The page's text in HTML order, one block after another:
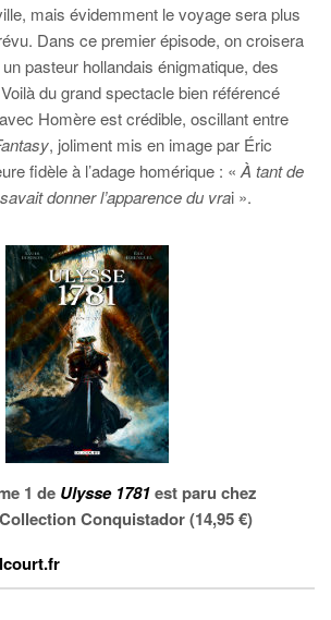
mais évidemment le voyage sera plus
Dans ce premier épisode, on croisera
pasteur hollandais énigmatique, des
du grand spectacle bien référencé
Homère est crédible, oscillant entre
, joliment mis en image par Éric
fidèle à l’adage homérique : « À tant de
donner l’apparence du vrai ».
1 de Ulysse 1781est paru chez
Conquistador (14,95 €)